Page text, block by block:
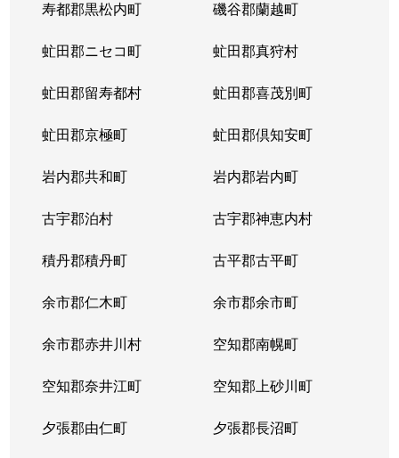
寿都郡黒松内町 磯谷郡蘭越町
虻田郡ニセコ町 虻田郡真狩村
虻田郡留寿都村 虻田郡喜茂別町
虻田郡京極町 虻田郡倶知安町
岩内郡共和町 岩内郡岩内町
古宇郡泊村 古宇郡神恵内村
積丹郡積丹町 古平郡古平町
余市郡仁木町 余市郡余市町
余市郡赤井川村 空知郡南幌町
空知郡奈井江町 空知郡上砂川町
夕張郡由仁町 夕張郡長沼町